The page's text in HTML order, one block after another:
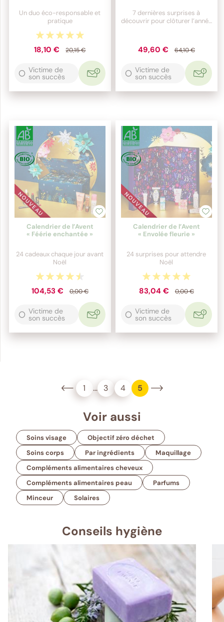
Un duo éco-responsable et
pratique
18,10 € 20,15 €
Victime de
son succès
7 dernières surprises à
découvrir pour clôturer l’année
49,60 € 64,10 €
Victime de
son succès
Calendrier de l’Avent
« Féérie enchantée »
24 cadeaux chaque jour avant
Noël
104,53 € 0,00 €
Victime de
son succès
Calendrier de l’Avent
« Envolée fleurie »
24 surprises pour attendre
Noël
83,04 € 0,00 €
Victime de
son succès
1 … 3 4 5
Voir aussi
Soins visage
Objectif zéro déchet
Soins corps
Par ingrédients
Maquillage
Compléments alimentaires cheveux
Compléments alimentaires peau
Parfums
Minceur
Solaires
Conseils hygiène